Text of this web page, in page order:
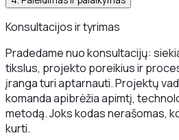
Konsultacijos ir tyrimas
Pradedame nuo konsultacijų:
tikslus, projekto poreikius ir
įranga turi aptarnauti. Projektų
komanda apibrėžia apimtį,
metodą. Joks kodas nerašomas,
kurti.